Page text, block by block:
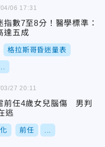
指數7至8分！醫學標準：
達五成
格拉斯哥昏迷量表
06 17:31
前任4歲女兒腦傷 男判
逃
前任
27 20:11